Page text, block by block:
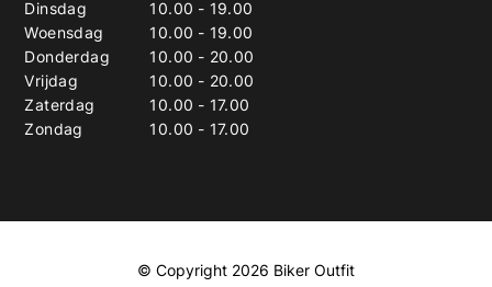
Dinsdag
10.00 - 19.00
Woensdag
10.00 - 19.00
Donderdag
10.00 - 20.00
Vrijdag
10.00 - 20.00
Zaterdag
10.00 - 17.00
Zondag
10.00 - 17.00
© Copyright 2026 Biker Outfit